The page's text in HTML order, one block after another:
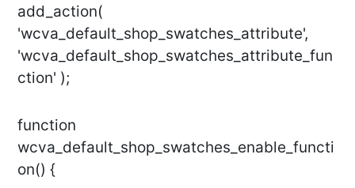
add_action(
'wcva_default_shop_swatches_attribute',
'wcva_default_shop_swatches_attribute_fun
ction' );
function
wcva_default_shop_swatches_enable_functi
on() {